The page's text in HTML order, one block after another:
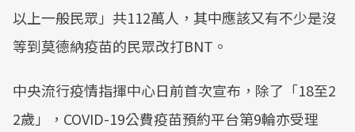
以上一般民眾」共112萬人，其中應該又有不少是沒
等到莫德納疫苗的民眾改打BNT。
中央流行疫情指揮中心日前首次宣布，除了「18至2
2歲」，COVID-19公費疫苗預約平台第9輪亦受理